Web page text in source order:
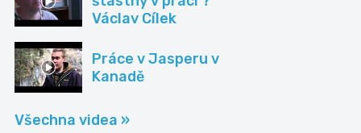
Václav Cílek
Práce v Jasperu v
Kanadě
Všechna videa »